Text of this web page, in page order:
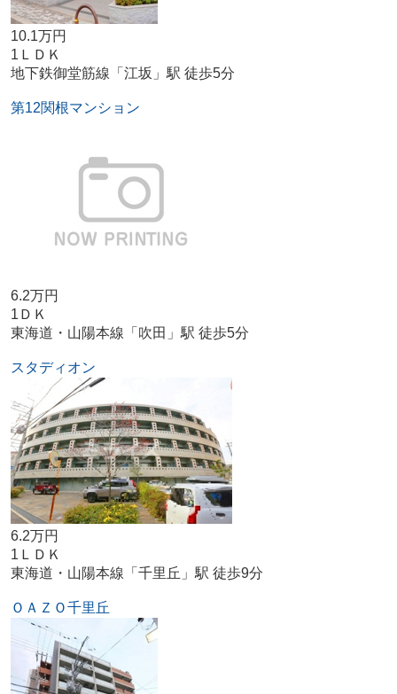
10.1万円
1ＬＤＫ
地下鉄御堂筋線「江坂」駅 徒歩5分
第12関根マンション
6.2万円
1ＤＫ
東海道・山陽本線「吹田」駅 徒歩5分
スタディオン
6.2万円
1ＬＤＫ
東海道・山陽本線「千里丘」駅 徒歩9分
ＯＡＺＯ千里丘